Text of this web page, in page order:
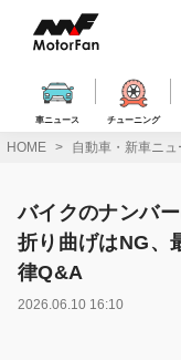
ス
車ニュース チューニング
HOME 自動車・新車ニュ
バイクのナンバ
折り曲げはNG、
律Q&A
2026.06.10 16:10